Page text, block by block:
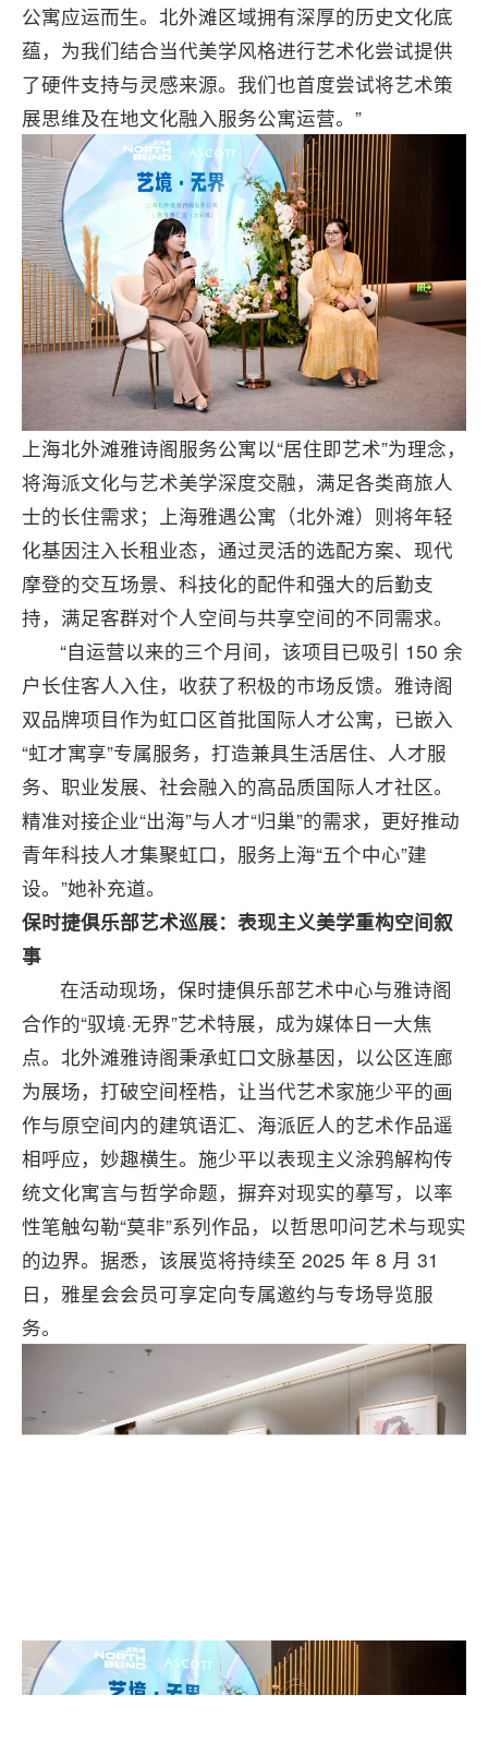
公寓应运而生。北外滩区域拥有深厚的历史文化底
蕴，为我们结合当代美学风格进行艺术化尝试提供
了硬件支持与灵感来源。我们也首度尝试将艺术策
展思维及在地文化融入服务公寓运营。”
上海北外滩雅诗阁服务公寓以“居住即艺术”为理念，
将海派文化与艺术美学深度交融，满足各类商旅人
士的长住需求；上海雅遇公寓（北外滩）则将年轻
化基因注入长租业态，通过灵活的选配方案、现代
摩登的交互场景、科技化的配件和强大的后勤支
持，满足客群对个人空间与共享空间的不同需求。
“自运营以来的三个月间，该项目已吸引 150 余
户长住客人入住，收获了积极的市场反馈。雅诗阁
双品牌项目作为虹口区首批国际人才公寓，已嵌入
“虹才寓享”专属服务，打造兼具生活居住、人才服
务、职业发展、社会融入的高品质国际人才社区。
精准对接企业“出海”与人才“归巢”的需求，更好推动
青年科技人才集聚虹口，服务上海“五个中心”建
设。”她补充道。
保时捷俱乐部艺术巡展： 表现主义美学重构空间叙
事
在活动现场，保时捷俱乐部艺术中心与雅诗阁
合作的“驭境·无界”艺术特展，成为媒体日一大焦
点。北外滩雅诗阁秉承虹口文脉基因，以公区连廊
为展场，打破空间桎梏，让当代艺术家施少平的画
作与原空间内的建筑语汇、海派匠人的艺术作品遥
相呼应，妙趣横生。施少平以表现主义涂鸦解构传
统文化寓言与哲学命题，摒弃对现实的摹写，以率
性笔触勾勒“莫非”系列作品，以哲思叩问艺术与现实
的边界。据悉，该展览将持续至 2025 年 8 月 31
日，雅星会会员可享定向专属邀约与专场导览服
务。